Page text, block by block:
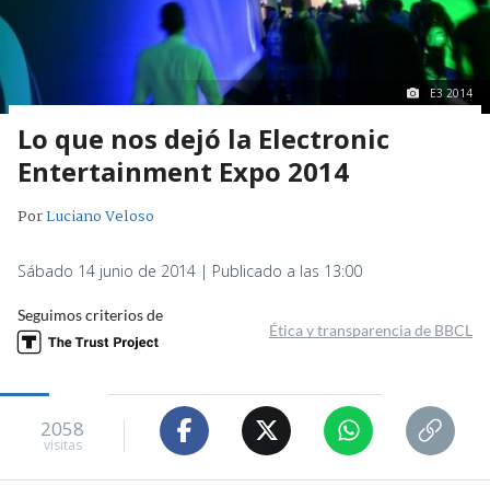
E3 2014
Lo que nos dejó la Electronic
Entertainment Expo 2014
PorLuciano Veloso
Sábado 14 junio de 2014 | Publicado a las 13:00
Seguimos criterios de
Ética y transparencia de BBCL
2058
visitas